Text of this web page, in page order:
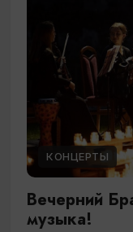
КОНЦЕРТЫ
Вечерний
музыка!